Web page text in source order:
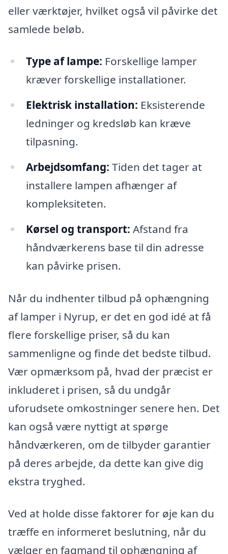
eller værktøjer, hvilket også vil påvirke det
samlede beløb.
Type af lampe: Forskellige lamper
kræver forskellige installationer.
Elektrisk installation: Eksisterende
ledninger og kredsløb kan kræve
tilpasning.
Arbejdsomfang: Tiden det tager at
installere lampen afhænger af
kompleksiteten.
Kørsel og transport: Afstand fra
håndværkerens base til din adresse
kan påvirke prisen.
Når du indhenter tilbud på ophængning
af lamper i Nyrup, er det en god idé at få
flere forskellige priser, så du kan
sammenligne og finde det bedste tilbud.
Vær opmærksom på, hvad der præcist er
inkluderet i prisen, så du undgår
uforudsete omkostninger senere hen. Det
kan også være nyttigt at spørge
håndværkeren, om de tilbyder garantier
på deres arbejde, da dette kan give dig
ekstra tryghed.
Ved at holde disse faktorer for øje kan du
træffe en informeret beslutning, når du
vælger en fagmand til ophængning af